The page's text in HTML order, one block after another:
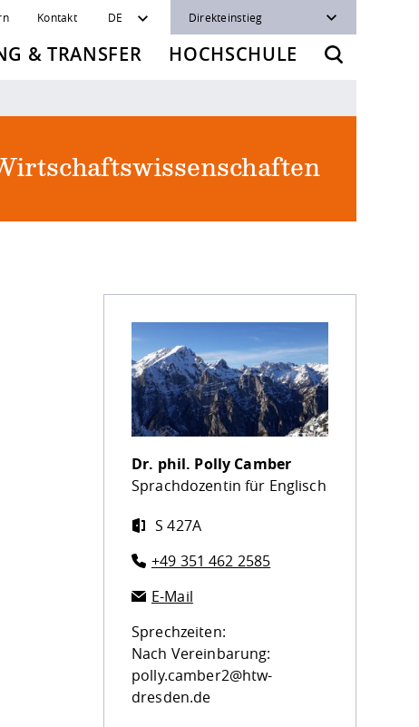
Kontakt DE Direkteinstieg
& TRANSFER HOCHSCHULE
Dr. phil. Polly Camber
Sprachdozentin für Englisch
S 427A
+49 351 462 2585
E-Mail
Sprechzeiten:
Nach Vereinbarung:
polly.camber2@htw-
dresden.de